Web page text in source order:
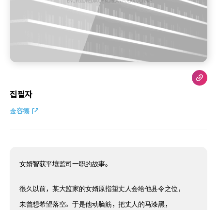
집필자
金容德
女婿智获平壤监司一职的故事。
很久以前，某大监家的女婿原指望丈人会给他县令之位，
未曾想希望落空。于是他动脑筋，把丈人的马漆黑，